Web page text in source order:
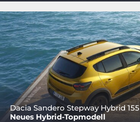
Dacia Sandero Stepway Hybrid 155
Neues Hybrid-Topmodell